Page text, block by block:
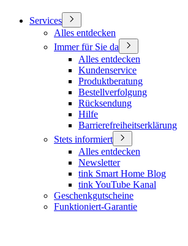
Services
Alles entdecken
Immer für Sie da
Alles entdecken
Kundenservice
Produktberatung
Bestellverfolgung
Rücksendung
Hilfe
Barrierefreiheitserklärung
Stets informiert
Alles entdecken
Newsletter
tink Smart Home Blog
tink YouTube Kanal
Geschenkgutscheine
Funktioniert-Garantie